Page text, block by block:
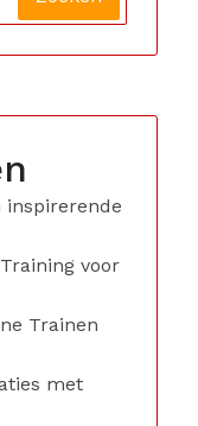
inspirerende
voor
Trainen
met